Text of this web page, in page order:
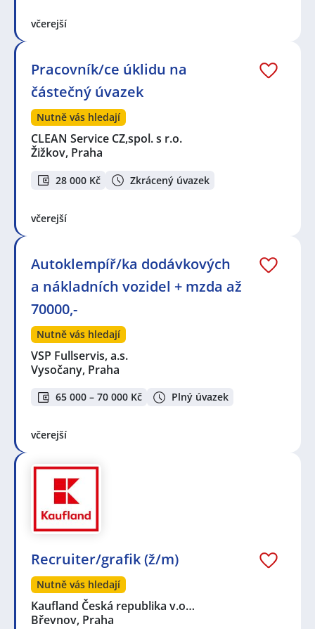
včerejší
Pracovník/ce úklidu na
částečný úvazek
Nutně vás hledají
CLEAN Service CZ,spol. s r.o.
Žižkov, Praha
28 000 Kč Zkrácený úvazek
včerejší
Autoklempíř/ka dodávkových
a nákladních vozidel + mzda až
70000,-
Nutně vás hledají
VSP Fullservis, a.s.
Vysočany, Praha
65 000 – 70 000 Kč Plný úvazek
včerejší
Recruiter/grafik (ž/m)
Nutně vás hledají
Kaufland Česká republika v.o…
Břevnov, Praha